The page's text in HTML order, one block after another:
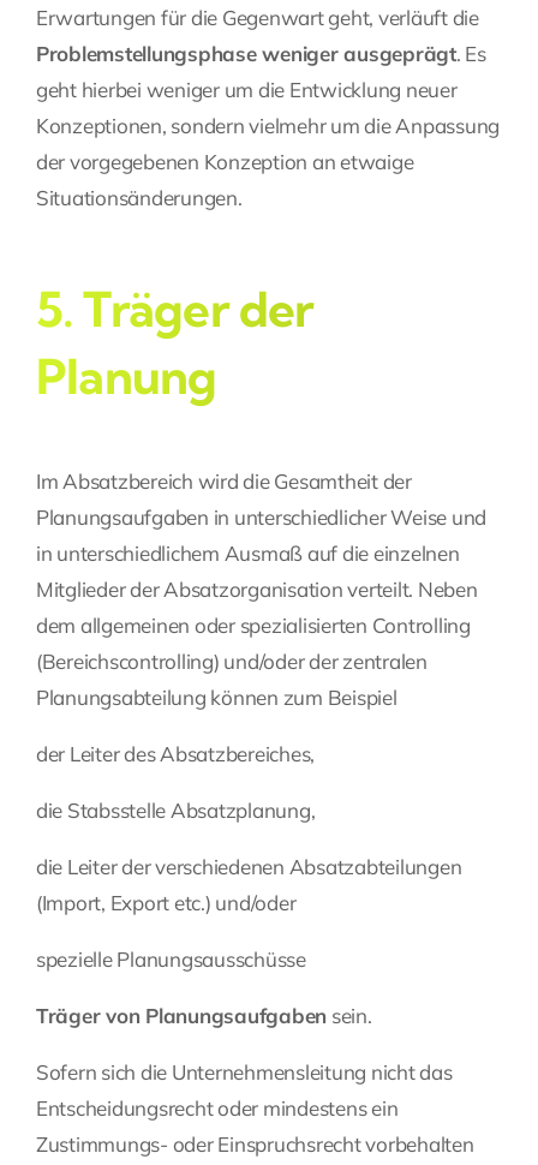
Erwartungen für die Gegenwart geht, verläuft die
Problemstellungsphase weniger ausgeprägt. Es
geht hierbei weniger um die Entwicklung neuer
Konzeptionen, sondern vielmehr um die Anpassung
der vorgegebenen Konzeption an etwaige
Situationsänderungen.
5. Träger der
Planung
Im Absatzbereich wird die Gesamtheit der
Planungsaufgaben in unterschiedlicher Weise und
in unterschiedlichem Ausmaß auf die einzelnen
Mitglieder der Absatzorganisation verteilt. Neben
dem allgemeinen oder spezialisierten Controlling
(Bereichscontrolling) und/oder der zentralen
Planungsabteilung können zum Beispiel
der Leiter des Absatzbereiches,
die Stabsstelle Absatzplanung,
die Leiter der verschiedenen Absatzabteilungen
(Import, Export etc.) und/oder
spezielle Planungsausschüsse
Träger von Planungsaufgaben sein.
Sofern sich die Unternehmensleitung nicht das
Entscheidungsrecht oder mindestens ein
Zustimmungs- oder Einspruchsrecht vorbehalten